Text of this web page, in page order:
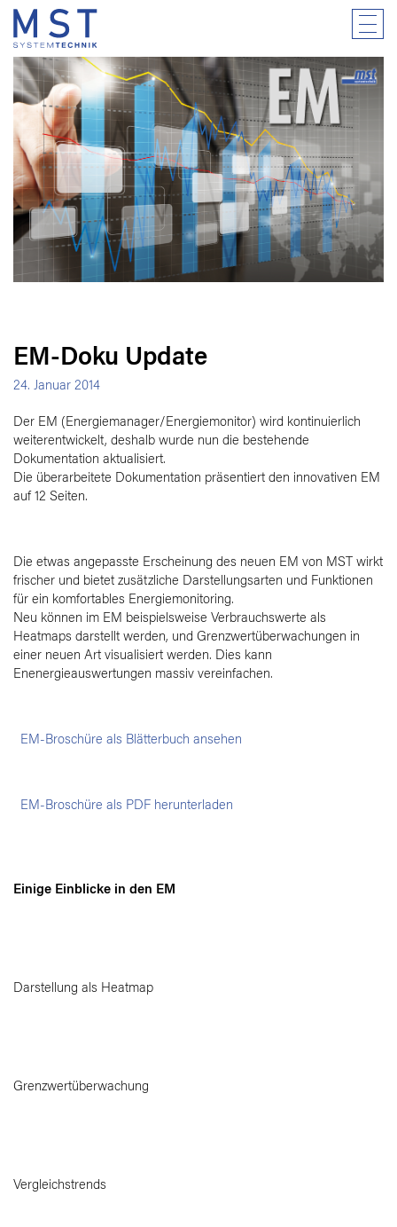
EM-Doku Update
24. Januar 2014
Der EM (Energiemanager/Energiemonitor) wird kontinuierlich
weiterentwickelt, deshalb wurde nun die bestehende
Dokumentation aktualisiert.
Die überarbeitete Dokumentation präsentiert den innovativen EM
auf 12 Seiten.
Die etwas angepasste Erscheinung des neuen EM von MST wirkt
frischer und bietet zusätzliche Darstellungsarten und Funktionen
für ein komfortables Energiemonitoring.
Neu können im EM beispielsweise Verbrauchswerte als
Heatmaps darstellt werden, und Grenzwertüberwachungen in
einer neuen Art visualisiert werden. Dies kann
Enenergieauswertungen massiv vereinfachen.
EM-Broschüre als Blätterbuch ansehen
EM-Broschüre als PDF herunterladen
Einige Einblicke in den EM
Darstellung als Heatmap
Grenzwertüberwachung
Vergleichstrends